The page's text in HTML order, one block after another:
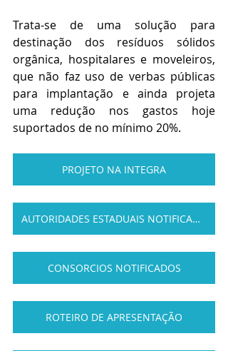
Trata-se de uma solução para
destinação dos resíduos sólidos
orgânica, hospitalares e moveleiros,
que não faz uso de verbas públicas
para implantação e ainda projeta
uma redução nos gastos hoje
suportados de no mínimo 20%.
PROJETO NA INTEGRA
AUTORIDADES ESTADUAIS NOTIFICADAS
CONSORCIOS NOTIFICADOS
ROTEIRO DE APRESENTAÇÃO